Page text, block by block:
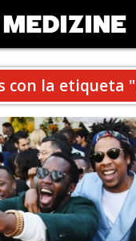
con la etiqueta "